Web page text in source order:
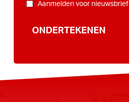
NIEUWSBRIEF
Aanmelden voor nieuwsbrief
ONDERTEKENEN